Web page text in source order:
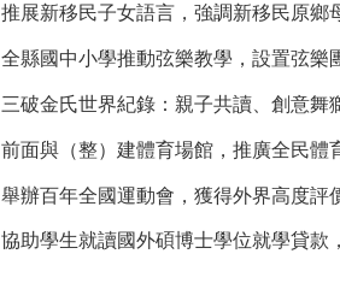
推展新移民子女語言，強調新移民原鄉
全縣國中小學推動弦樂教學，設置弦樂
三破金氏世界紀錄：親子共讀、創意舞
前面與（整）建體育場館，推廣全民體
舉辦百年全國運動會，獲得外界高度評
協助學生就讀國外碩博士學位就學貸款